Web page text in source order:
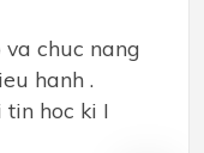
chuc nang
hanh .
hoc ki I